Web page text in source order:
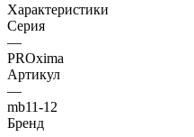
Характеристики
Серия
—
PROxima
Артикул
—
mb11-12
Бренд